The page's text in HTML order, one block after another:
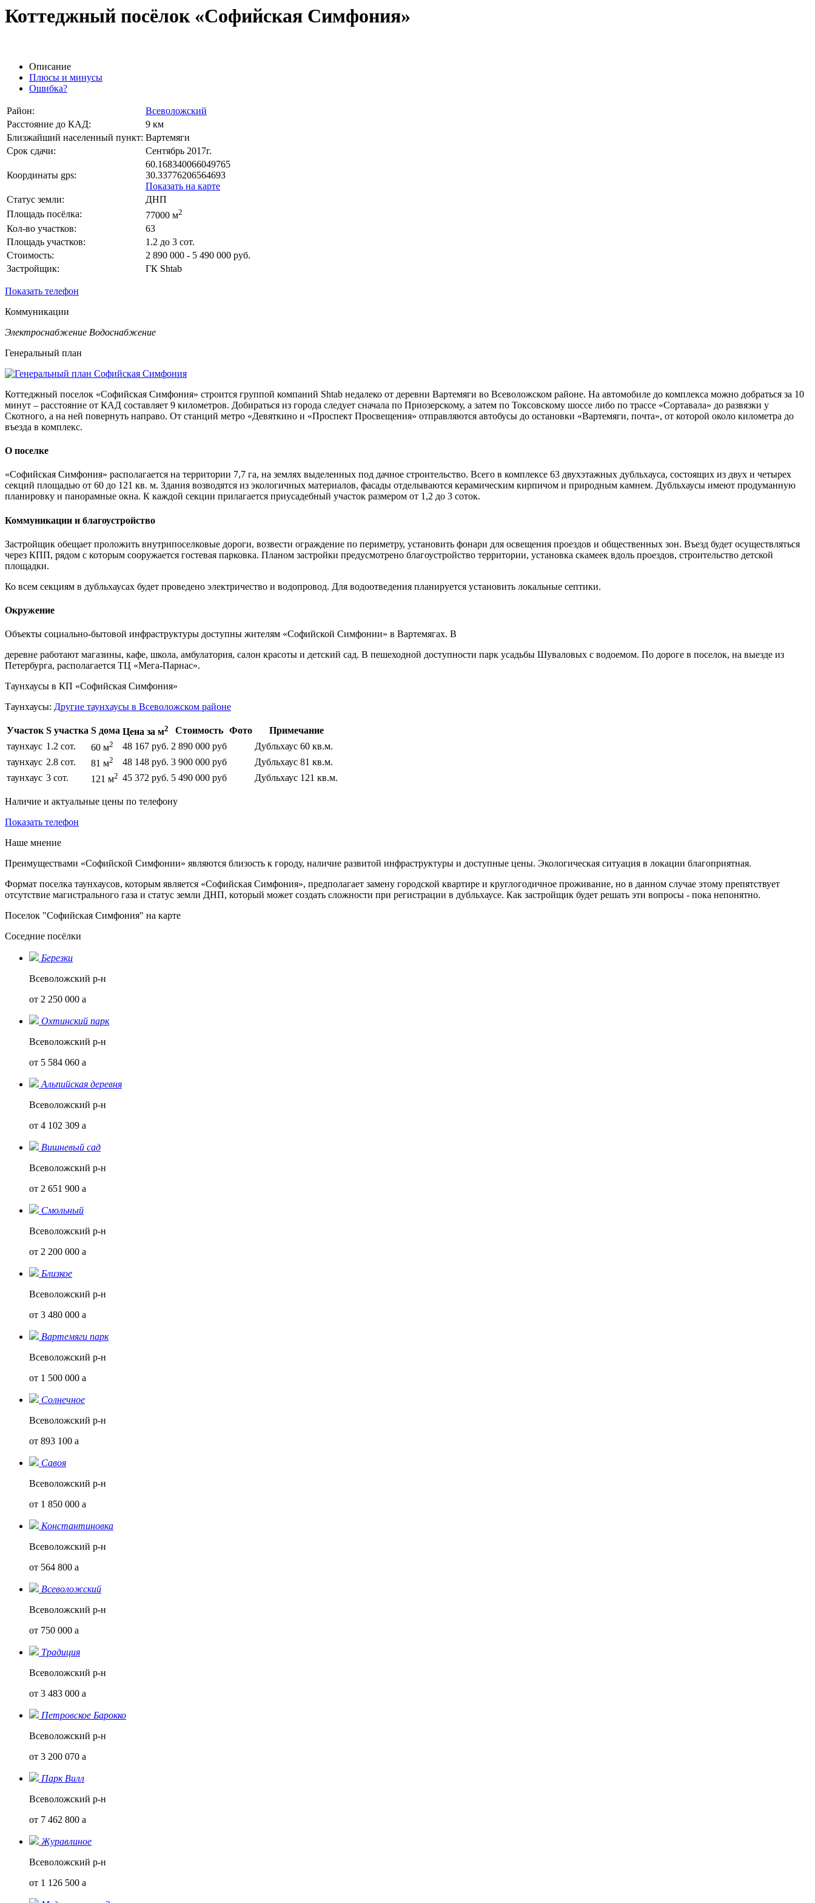
Коттеджный посёлок «Софийская Симфония»
Описание
Плюсы и минусы
Ошибка?
Район:
Всеволожский
Расстояние до КАД:
9 км
Близжайший населенный пункт: Вартемяги
Срок сдачи:
Сентябрь 2017г.
Координаты gps:
60.168340066049765
30.33776206564693
Показать на карте
Статус земли:
ДНП
Площадь посёлка:
77000 м2
Кол-во участков:
63
Площадь участков:
1.2 до 3 сот.
Стоимость:
2 890 000 - 5 490 000 руб.
Застройщик:
ГК Shtab
Показать телефон
Коммуникации
Электроснабжение Водоснабжение
Генеральный план
Коттеджный поселок «Софийская Симфония» строится группой компаний Shtab недалеко от деревни Вартемяги во Всеволожском районе. На автомобиле до комплекса можно добраться за 10
минут – расстояние от КАД составляет 9 километров. Добираться из города следует сначала по Приозерскому, а затем по Токсовскому шоссе либо по трассе «Сортавала» до развязки у
Скотного, а на ней повернуть направо. От станций метро «Девяткино и «Проспект Просвещения» отправляются автобусы до остановки «Вартемяги, почта», от которой около километра до
въезда в комплекс.
О поселке
«Софийская Симфония» располагается на территории 7,7 га, на землях выделенных под дачное строительство. Всего в комплексе 63 двухэтажных дубльхауса, состоящих из двух и четырех
секций площадью от 60 до 121 кв. м. Здания возводятся из экологичных материалов, фасады отделываются керамическим кирпичом и природным камнем. Дубльхаусы имеют продуманную
планировку и панорамные окна. К каждой секции прилагается приусадебный участок размером от 1,2 до 3 соток.
Коммуникации и благоустройство
Застройщик обещает проложить внутрипоселковые дороги, возвести ограждение по периметру, установить фонари для освещения проездов и общественных зон. Въезд будет осуществляться
через КПП, рядом с которым сооружается гостевая парковка. Планом застройки предусмотрено благоустройство территории, установка скамеек вдоль проездов, строительство детской
площадки.
Ко всем секциям в дубльхаусах будет проведено электричество и водопровод. Для водоотведения планируется установить локальные септики.
Окружение
Объекты социально-бытовой инфраструктуры доступны жителям «Софийской Симфонии» в Вартемягах. В
деревне работают магазины, кафе, школа, амбулатория, салон красоты и детский сад. В пешеходной доступности парк усадьбы Шуваловых с водоемом. По дороге в поселок, на выезде из
Петербурга, располагается ТЦ «Мега-Парнас».
Таунхаусы в КП «Софийская Симфония»
Таунхаусы: Другие таунхаусы в Всеволожском районе
Участок S участка S дома Цена за м2 Стоимость Фото
Примечание
таунхаус 1.2 сот. 60 м2 48 167 руб. 2 890 000 руб
Дубльхаус 60 кв.м.
таунхаус 2.8 сот. 81 м2 48 148 руб. 3 900 000 руб
Дубльхаус 81 кв.м.
таунхаус 3 сот. 121 м2 45 372 руб. 5 490 000 руб Дубльхаус 121 кв.м.
Наличие и актуальные цены по телефону
Показать телефон
Наше мнение
Преимуществами «Софийской Симфонии» являются близость к городу, наличие развитой инфраструктуры и доступные цены. Экологическая ситуация в локации благоприятная.
Формат поселка таунхаусов, которым является «Софийская Симфония», предполагает замену городской квартире и круглогодичное проживание, но в данном случае этому препятствует
отсутствие магистрального газа и статус земли ДНП, который может создать сложности при регистрации в дубльхаусе. Как застройщик будет решать эти вопросы - пока непонятно.
Поселок "Софийская Симфония" на карте
Соседние посёлки
Березки
Всеволожский р-н
от 2 250 000 a
Охтинский парк
Всеволожский р-н
от 5 584 060 a
Альпийская деревня
Всеволожский р-н
от 4 102 309 a
Вишневый сад
Всеволожский р-н
от 2 651 900 a
Смольный
Всеволожский р-н
от 2 200 000 a
Близкое
Всеволожский р-н
от 3 480 000 a
Вартемяги парк
Всеволожский р-н
от 1 500 000 a
Солнечное
Всеволожский р-н
от 893 100 a
Савоя
Всеволожский р-н
от 1 850 000 a
Константиновка
Всеволожский р-н
от 564 800 a
Всеволожский
Всеволожский р-н
от 750 000 a
Традиция
Всеволожский р-н
от 3 483 000 a
Петровское Барокко
Всеволожский р-н
от 3 200 070 a
Парк Вилл
Всеволожский р-н
от 7 462 800 a
Журавлиное
Всеволожский р-н
от 1 126 500 a